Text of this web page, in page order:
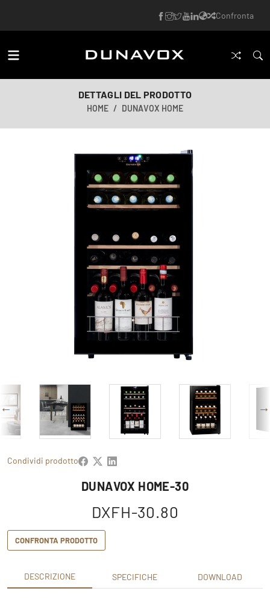
Confronta
DETTAGLI DEL PRODOTTO
HOME DUNAVOX HOME
Immagine generata dall'IA
Immagine generata dall'IA
Condividi prodotto
DUNAVOX HOME-30
DXFH-30.80
CONFRONTA PRODOTTO
DESCRIZIONE SPECIFICHE DOWNLOAD